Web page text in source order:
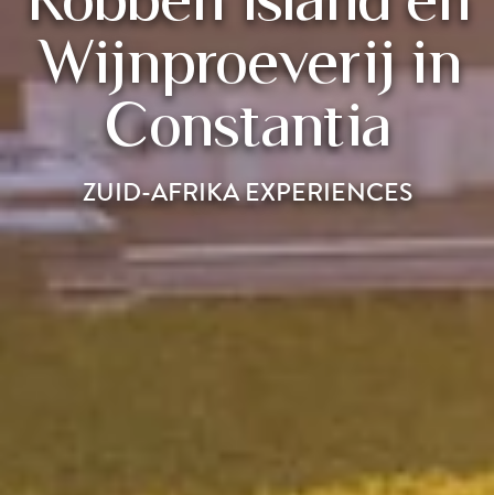
Wijnproeverij in
Constantia
ZUID-AFRIKA EXPERIENCES